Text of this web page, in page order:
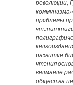
революции,
проблемы
чтения
развитие
чтения
внимание
общества